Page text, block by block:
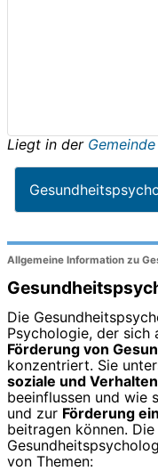
Liegt in der
Allgemeine Information zu
Die
Psychologie, der sich
Förderung von
konzentriert. Sie
soziale und
beeinflussen und wie
und zur Förderung
beitragen können.
von Themen: